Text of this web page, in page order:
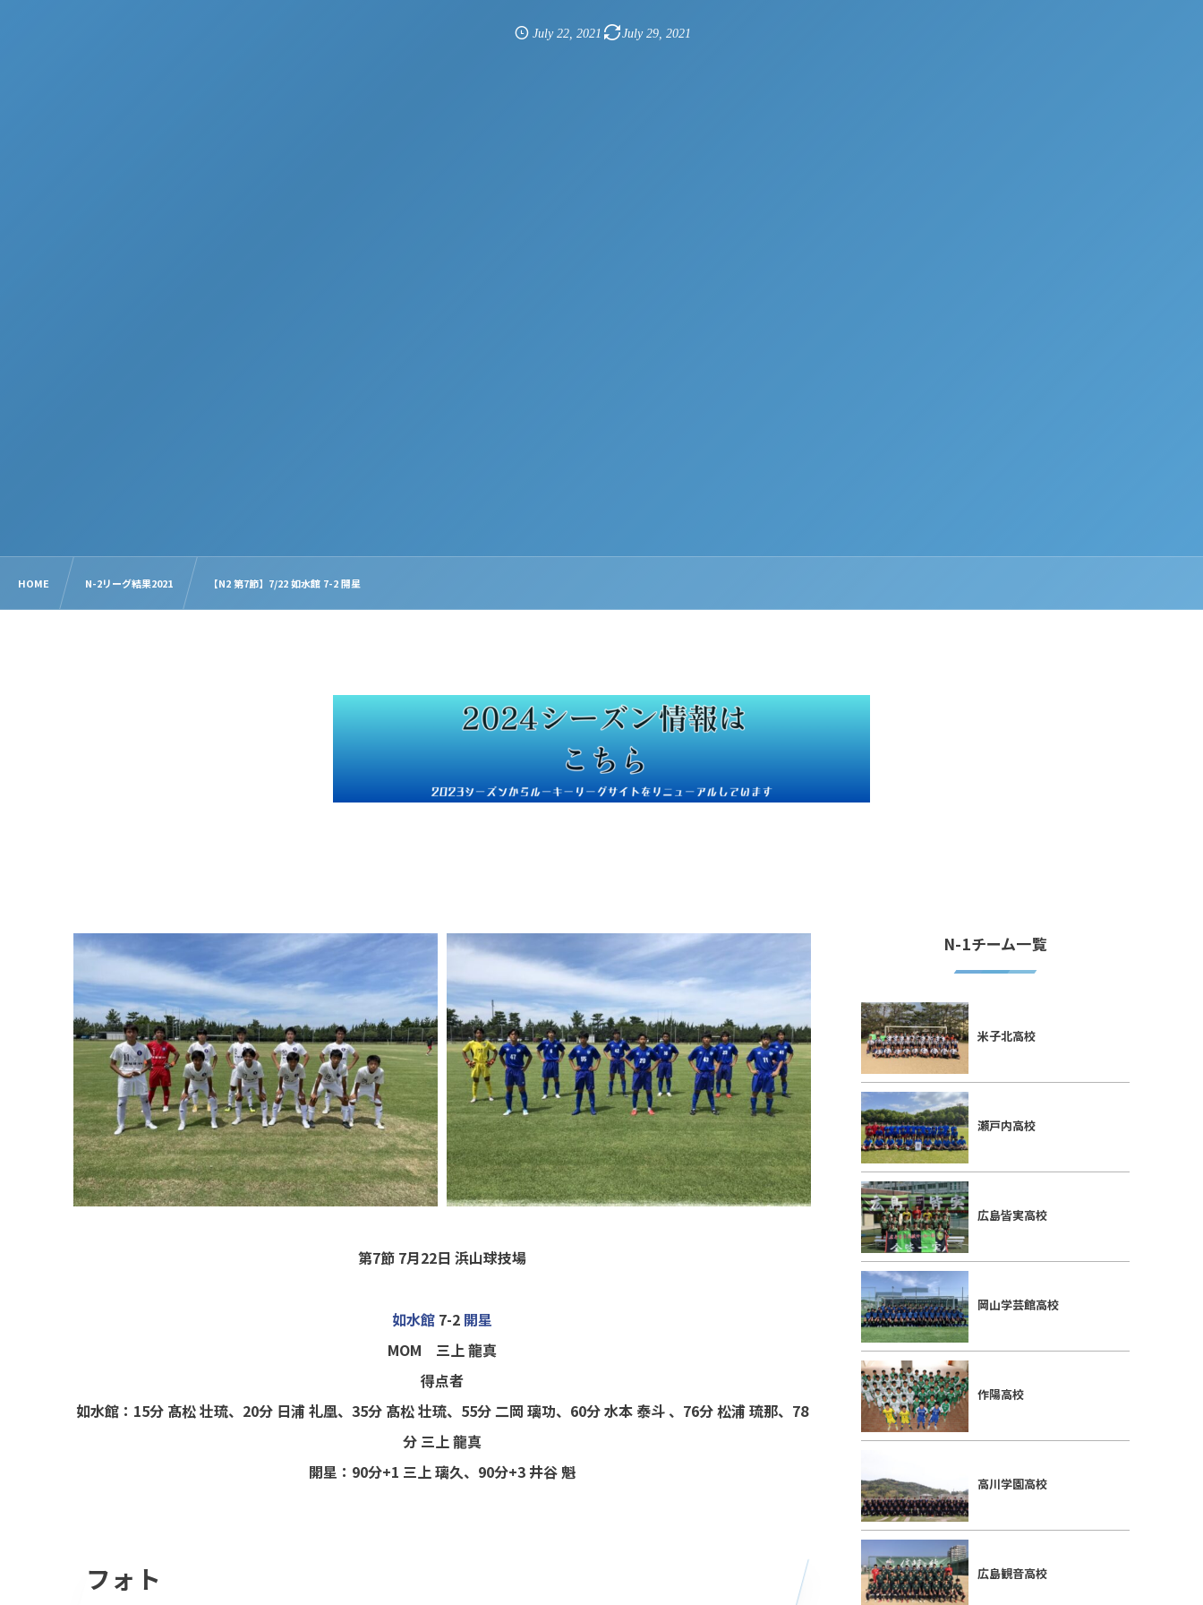
July 22, 2021 July 29,2021
HOME N-2リーグ結果2021 【N2 第7節】7/22 如水館 7-2 開星
第7節 7月22日 浜山球技場
如水館 7-2 開星
MOM 三上 龍真
得点者
如水館：15分 髙松 壮琉、20分 日浦 礼凰、35分 髙松 壮琉、55分 二岡 璃功、60分 水本 泰斗 、76分 松浦 琉那、78
分 三上 龍真
開星：90分+1 三上 璃久、90分+3 井谷 魁
フォト
N-1チーム一覧
米子北高校
瀬戸内高校
広島皆実高校
岡山学芸館高校
作陽高校
高川学園高校
広島観音高校